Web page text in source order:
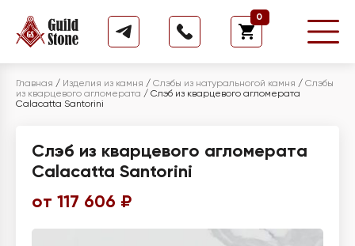
0
Главная / Изделия из камня / Слэбы из натуральногой камня / Слэбы
из кварцевого агломерата / Слэб из кварцевого агломерата
Calacatta Santorini
Слэб из кварцевого агломерата
Calacatta Santorini
от 117 606 ₽